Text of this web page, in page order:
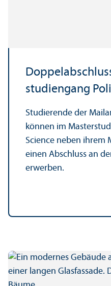
studien­gang
Studierende der
können im
Science neben ihrem
einen Abschluss an
erwerben.